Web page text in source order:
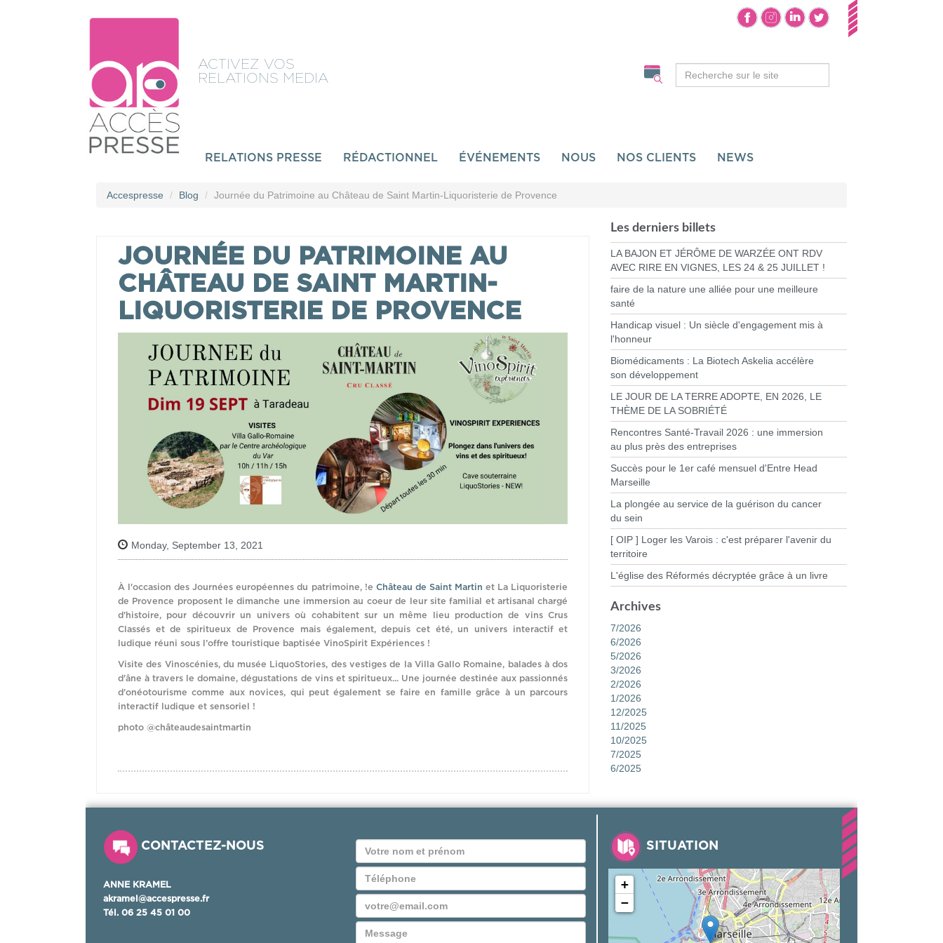
ACTIVEZ VOS
RELATIONS MEDIA
RELATIONS PRESSE RÉDACTIONNEL ÉVÉNEMENTS NOUS NOS CLIENTS NEWS
Accespresse Blog Journée du Patrimoine au Château de Saint Martin-Liquoristerie de Provence
JOURNÉE DU PATRIMOINE AU
CHÂTEAU DE SAINT MARTIN-
LIQUORISTERIE DE PROVENCE
Monday, September 13, 2021
À l'occasion des Journées européennes du patrimoine, !e Château de Saint Martin et La Liquoristerie
de Provence proposent le dimanche une immersion au coeur de leur site familial et artisanal chargé
d'histoire, pour découvrir un univers où cohabitent sur un même lieu production de vins Crus
Classés et de spiritueux de Provence mais également, depuis cet été, un univers interactif et
ludique réuni sous l’offre touristique baptisée VinoSpirit Expériences !
Visite des Vinoscénies, du musée LiquoStories, des vestiges de la Villa Gallo Romaine, balades à dos
d'âne à travers le domaine, dégustations de vins et spiritueux... Une journée destinée aux passionnés
d'onéotourisme comme aux novices, qui peut également se faire en famille grâce à un parcours
interactif ludique et sensoriel !
photo @châteaudesaintmartin
Les derniers billets
LA BAJON ET JÉRÔME DE WARZÉE ONT RDV
AVEC RIRE EN VIGNES, LES 24 & 25 JUILLET !
faire de la nature une alliée pour une meilleure
santé
Handicap visuel : Un siècle d'engagement mis à
l'honneur
Biomédicaments : La Biotech Askelia accélère
son développement
LE JOUR DE LA TERRE ADOPTE, EN 2026, LE
THÈME DE LA SOBRIÉTÉ
Rencontres Santé-Travail 2026 : une immersion
au plus près des entreprises
Succès pour le 1er café mensuel d'Entre Head
Marseille
La plongée au service de la guérison du cancer
du sein
[ OIP ] Loger les Varois : c'est préparer l'avenir du
territoire
L'église des Réformés décryptée grâce à un livre
Archives
7/2026
6/2026
5/2026
3/2026
2/2026
1/2026
12/2025
11/2025
10/2025
7/2025
6/2025
CONTACTEZ-NOUS
ANNE KRAMEL
akramel@accespresse.fr
Tél. 06 25 45 01 00
SITUATION
+
−